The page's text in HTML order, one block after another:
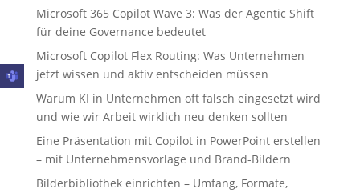
Microsoft 365 Copilot Wave 3: Was der Agentic Shift
für deine Governance bedeutet
Microsoft Copilot Flex Routing: Was Unternehmen
jetzt wissen und aktiv entscheiden müssen
Warum KI in Unternehmen oft falsch eingesetzt wird
und wie wir Arbeit wirklich neu denken sollten
Eine Präsentation mit Copilot in PowerPoint erstellen
– mit Unternehmensvorlage und Brand-Bildern
Bilderbibliothek einrichten – Umfang, Formate,